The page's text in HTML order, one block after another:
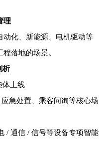
理
动化、新能源、电机驱动等
落地的场景。
析
体上线
急处置、乘客问询等核心场
/ 通信 / 信号等设备专项智能